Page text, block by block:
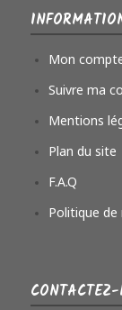
Mon
Suivre ma
Mentions
Plan du site
F.A.Q
Politique